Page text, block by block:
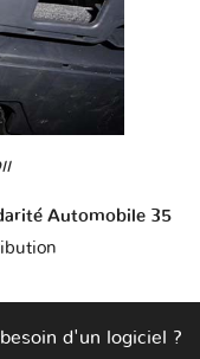
Automobile 35
d'un logiciel ?